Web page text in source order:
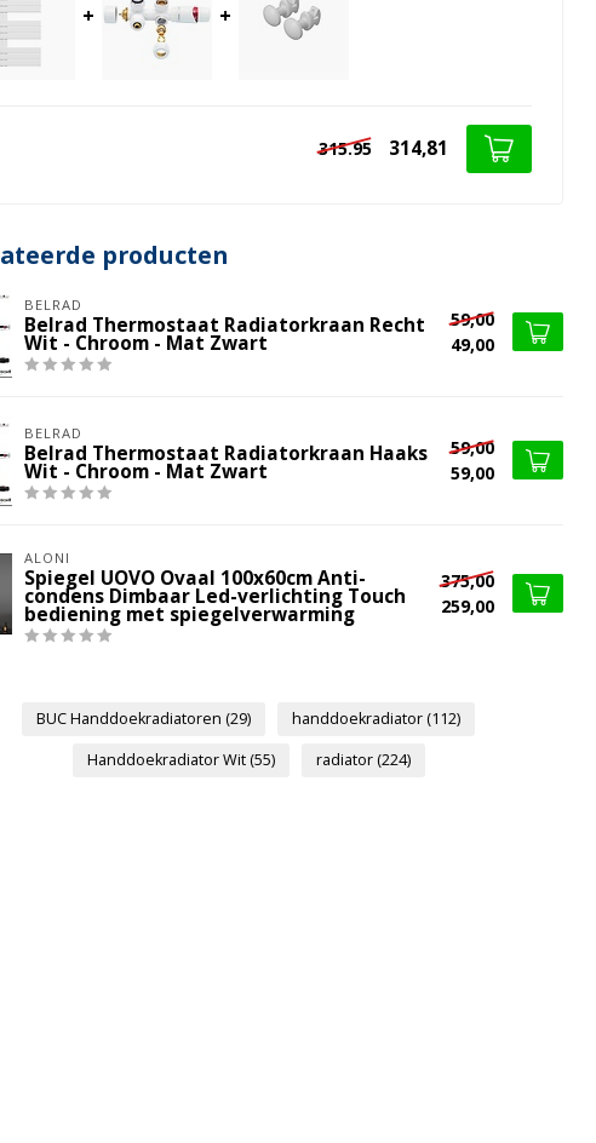
+ +
315.95 314,81
producten
BELRAD
Belrad Thermostaat Radiatorkraan Recht
Wit - Chroom - Mat Zwart
59,00
49,00
BELRAD
Belrad Thermostaat Radiatorkraan Haaks
Wit - Chroom - Mat Zwart
59,00
59,00
ALONI
Spiegel UOVO Ovaal 100x60cm Anti-
condens Dimbaar Led-verlichting Touch
bediening met spiegelverwarming
375,00
259,00
BUC Handdoekradiatoren (29) handdoekradiator(112)
Handdoekradiator Wit(55) radiator(224)